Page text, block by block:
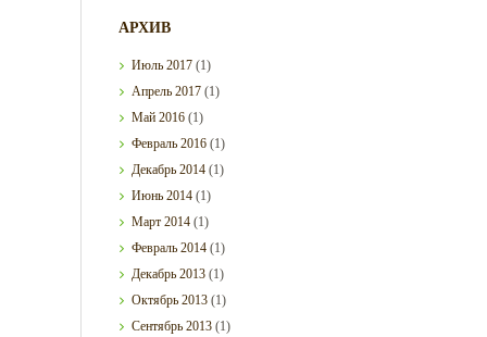
АРХИВ
Июль2017 (1)
Апрель2017 (1)
Май2016 (1)
Февраль2016 (1)
Декабрь2014 (1)
Июнь2014 (1)
Март2014 (1)
Февраль2014 (1)
Декабрь2013 (1)
Октябрь2013 (1)
Сентябрь2013 (1)